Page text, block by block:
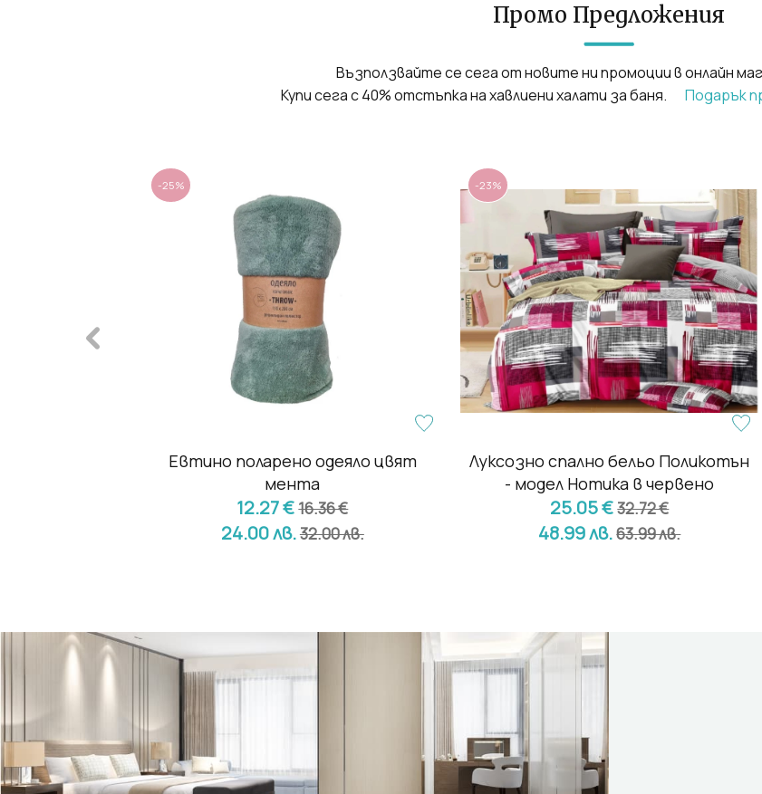
Промо Предложения
Възползвайте се сега от новите ни промоции в онлайн
Купи сега с 40% отстъпка на хавлиени халати за баня.
Подарък
Евтино поларено одеяло цвят
мента
12.27 €16.36 €
24.00 лв.32.00 лв.
-25%
Луксозно спално бельо Поликотън
- модел Нотика в червено
25.05 €32.72 €
48.99 лв.63.99 лв.
-23%